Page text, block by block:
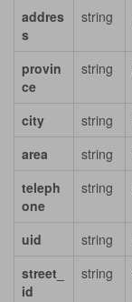
addres
s
string
provin
ce
string
city string
area
string
teleph
one
string
uid string
street_
id
string